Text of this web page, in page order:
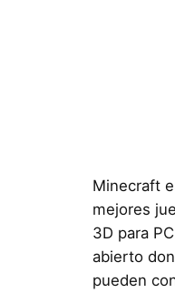
Minecraft
mejores
3D para
abierto
pueden